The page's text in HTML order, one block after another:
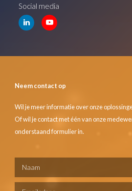
Social media
Neem contact op
Wil je meer informatie over onze
Of wil je contact met één van onze
onderstaand formulier in.